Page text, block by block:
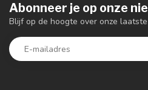
Abonneer je op onze
Blijf op de hoogte over onze